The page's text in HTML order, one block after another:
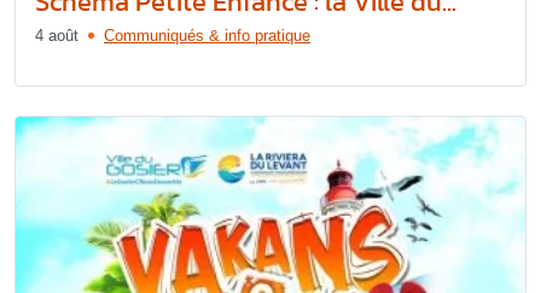
4 août Communiqués & info pratique